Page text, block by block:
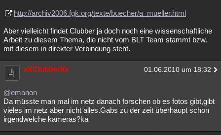
http://archiv2006.fgk.org/texte/buecher/a_mueller.html
Aber vielleicht findet Clubber ja doch noch eine wissenschaftliche
Arbeit zu diesem Thema, die nicht vom BLT Team stammt bzw.
mit diesem in direkter Verbindung steht.
xXClubberXx 01.06.2010 um 18:32
@emanon
Da müsste man mal im netz danach forschen ob es fotos gibt,gibt
vieles im netz aber nicht alles.Gabs zu der zeit überhaupt schon
irgendwelche kameras?ka